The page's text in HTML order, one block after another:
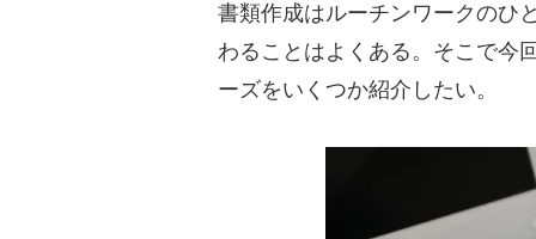
書類作成はルーチンワークのひ
わることはよくある。そこで今
ーズをいくつか紹介したい。